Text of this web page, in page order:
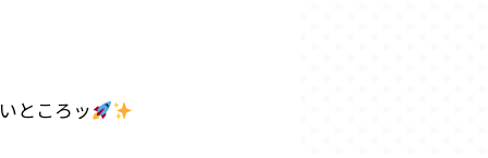
ところッ